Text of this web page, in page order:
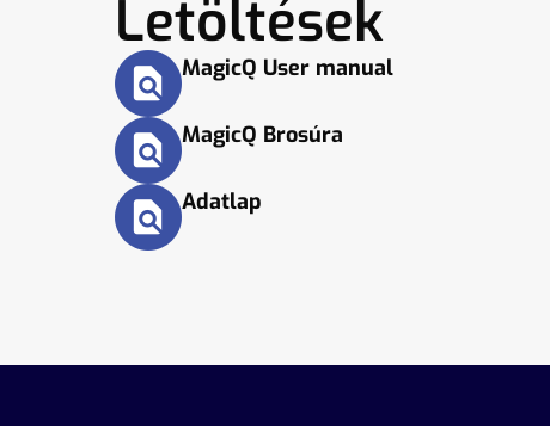
Letöltések
MagicQ User manual
MagicQ Brosúra
Adatlap